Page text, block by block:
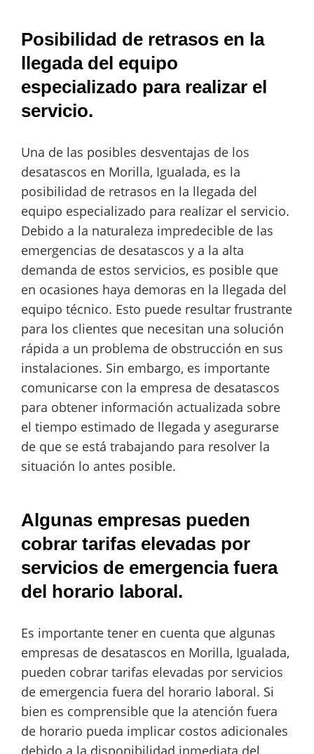
Posibilidad de retrasos en la
llegada del equipo
especializado para realizar el
servicio.
Una de las posibles desventajas de los
desatascos en Morilla, Igualada, es la
posibilidad de retrasos en la llegada del
equipo especializado para realizar el servicio.
Debido a la naturaleza impredecible de las
emergencias de desatascos y a la alta
demanda de estos servicios, es posible que
en ocasiones haya demoras en la llegada del
equipo técnico. Esto puede resultar frustrante
para los clientes que necesitan una solución
rápida a un problema de obstrucción en sus
instalaciones. Sin embargo, es importante
comunicarse con la empresa de desatascos
para obtener información actualizada sobre
el tiempo estimado de llegada y asegurarse
de que se está trabajando para resolver la
situación lo antes posible.
Algunas empresas pueden
cobrar tarifas elevadas por
servicios de emergencia fuera
del horario laboral.
Es importante tener en cuenta que algunas
empresas de desatascos en Morilla, Igualada,
pueden cobrar tarifas elevadas por servicios
de emergencia fuera del horario laboral. Si
bien es comprensible que la atención fuera
de horario pueda implicar costos adicionales
debido a la disponibilidad inmediata del